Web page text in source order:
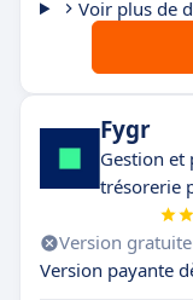
Voir plus de
Fygr
Gestion et
trésorerie
Version gratuite
Version payante